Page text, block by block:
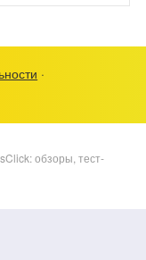
·
обзоры, тест-